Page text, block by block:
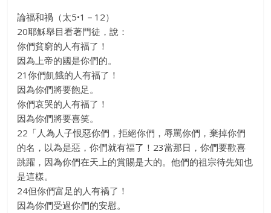
論福和禍（太5•1－12）
20耶穌舉目看著門徒，說：
你們貧窮的人有福了！
因為上帝的國是你們的。
21你們飢餓的人有福了！
因為你們將要飽足。
你們哀哭的人有福了！
因為你們將要喜笑。
22「人為人子恨惡你們，拒絕你們，辱罵你們，棄掉你們
的名，以為是惡，你們就有福了！23當那日，你們要歡喜
跳躍，因為你們在天上的賞賜是大的。他們的祖宗待先知也
是這樣。
24但你們富足的人有禍了！
因為你們受過你們的安慰。